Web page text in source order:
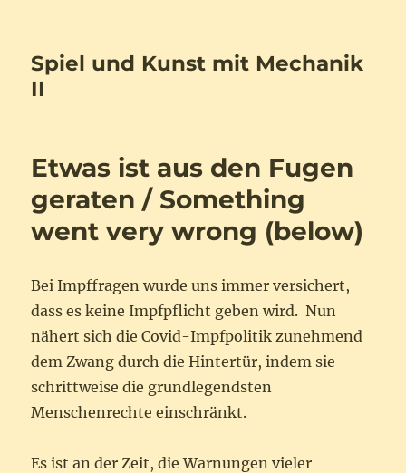
Spiel und Kunst mit Mechanik
II
Etwas ist aus den Fugen
geraten / Something
went very wrong (below)
Bei Impffragen wurde uns immer versichert,
dass es keine Impfpflicht geben wird. Nun
nähert sich die Covid-Impfpolitik zunehmend
dem Zwang durch die Hintertür, indem sie
schrittweise die grundlegendsten
Menschenrechte einschränkt.
Es ist an der Zeit, die Warnungen vieler